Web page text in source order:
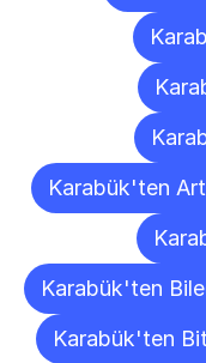
Karabük'ten
Karabük'ten
Karabük'ten